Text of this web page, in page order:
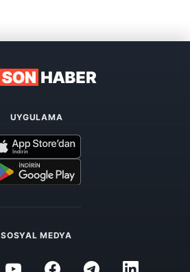
UYGULAMA
SOSYAL MEDYA